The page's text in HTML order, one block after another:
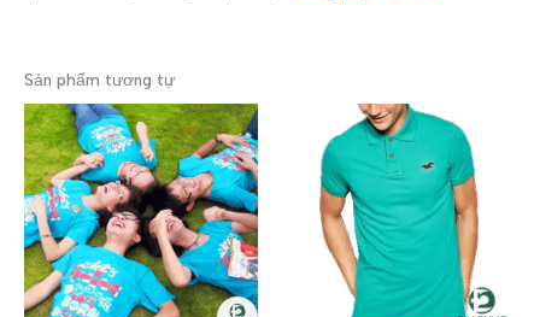
Sản phẩm tương tự